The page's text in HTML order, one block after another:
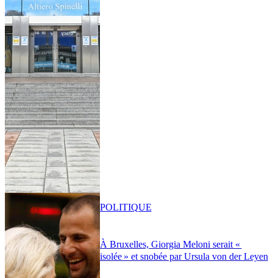
À Bruxelles, Giorgia Meloni serait «
isolée » et snobée par Ursula von der Leyen
POLITIQUE